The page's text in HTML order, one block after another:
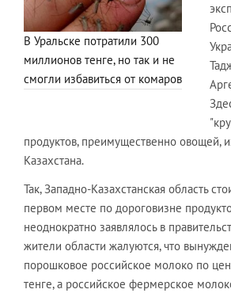
В Уральске потратили 300
миллионов тенге, но так и не
смогли избавиться от комаров
продуктов, преимущественно овощей,
Казахстана.
Так, Западно-Казахстанская область
первом месте по дороговизне
неоднократно заявлялось в
жители области жалуются, что
порошковое российское молоко по
тенге, а российское фермерское